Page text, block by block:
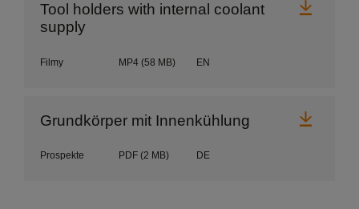
Tool holders with internal coolant
supply
Filmy MP4 (58 MB) EN
Grundkörper mit Innenkühlung
Prospekte PDF (2 MB) DE